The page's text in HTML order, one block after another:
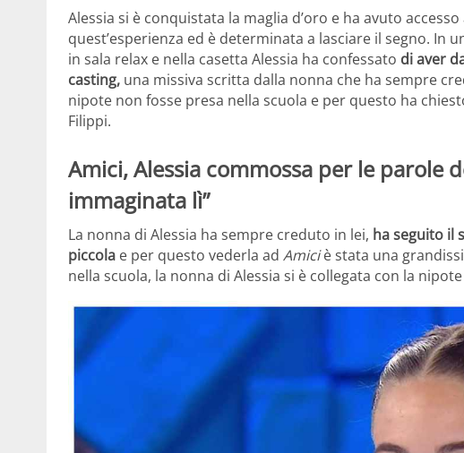
Alessia si è conquistata la maglia d’oro e ha avuto
quest’esperienza ed è determinata a lasciare il segno. In
in sala relax e nella casetta Alessia ha confessato di aver
casting, una missiva scritta dalla nonna che ha sempre
nipote non fosse presa nella scuola e per questo ha
Filippi.
Amici, Alessia commossa per le parole
immaginata lì”
La nonna di Alessia ha sempre creduto in lei, ha seguito il
piccola e per questo vederla ad Amiciè stata una
nella scuola, la nonna di Alessia si è collegata con la